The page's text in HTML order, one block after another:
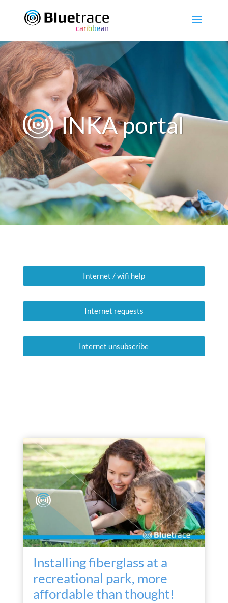
INKA portal
Internet / wifi help
Internet requests
Internet unsubscribe
Installing fiberglass at a
recreational park, more
affordable than thought!